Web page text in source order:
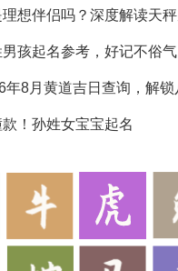
孩起名参考，好记不俗气
！孙姓女宝宝起名